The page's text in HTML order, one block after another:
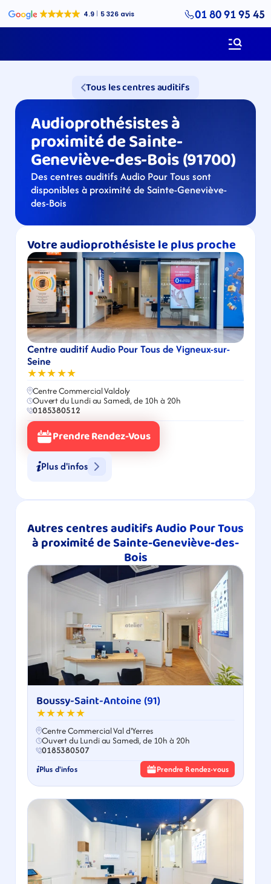
01 80 91 95 45
Tous les centres auditifs
Audioprothésistes à
proximité de Sainte-
Geneviève-des-Bois (91700)
Des centres auditifs Audio Pour Tous sont
disponibles à proximité de Sainte-Geneviève-
des-Bois
Votre audioprothésiste le plus proche
Centre auditif Audio Pour Tous de Vigneux-sur-
Seine
★★★★★
Centre Commercial Valdoly
Ouvert du Lundi au Samedi, de 10h à 20h
0185380512
Prendre Rendez-Vous
Plus d'infos
Autres centres auditifs Audio Pour Tous
à proximité de Sainte-Geneviève-des-
Bois
Boussy-Saint-Antoine (91)
★★★★★
Centre Commercial Val d'Yerres
Ouvert du Lundi au Samedi, de 10h à 20h
0185380507
Plus d'infos Prendre Rendez-vous